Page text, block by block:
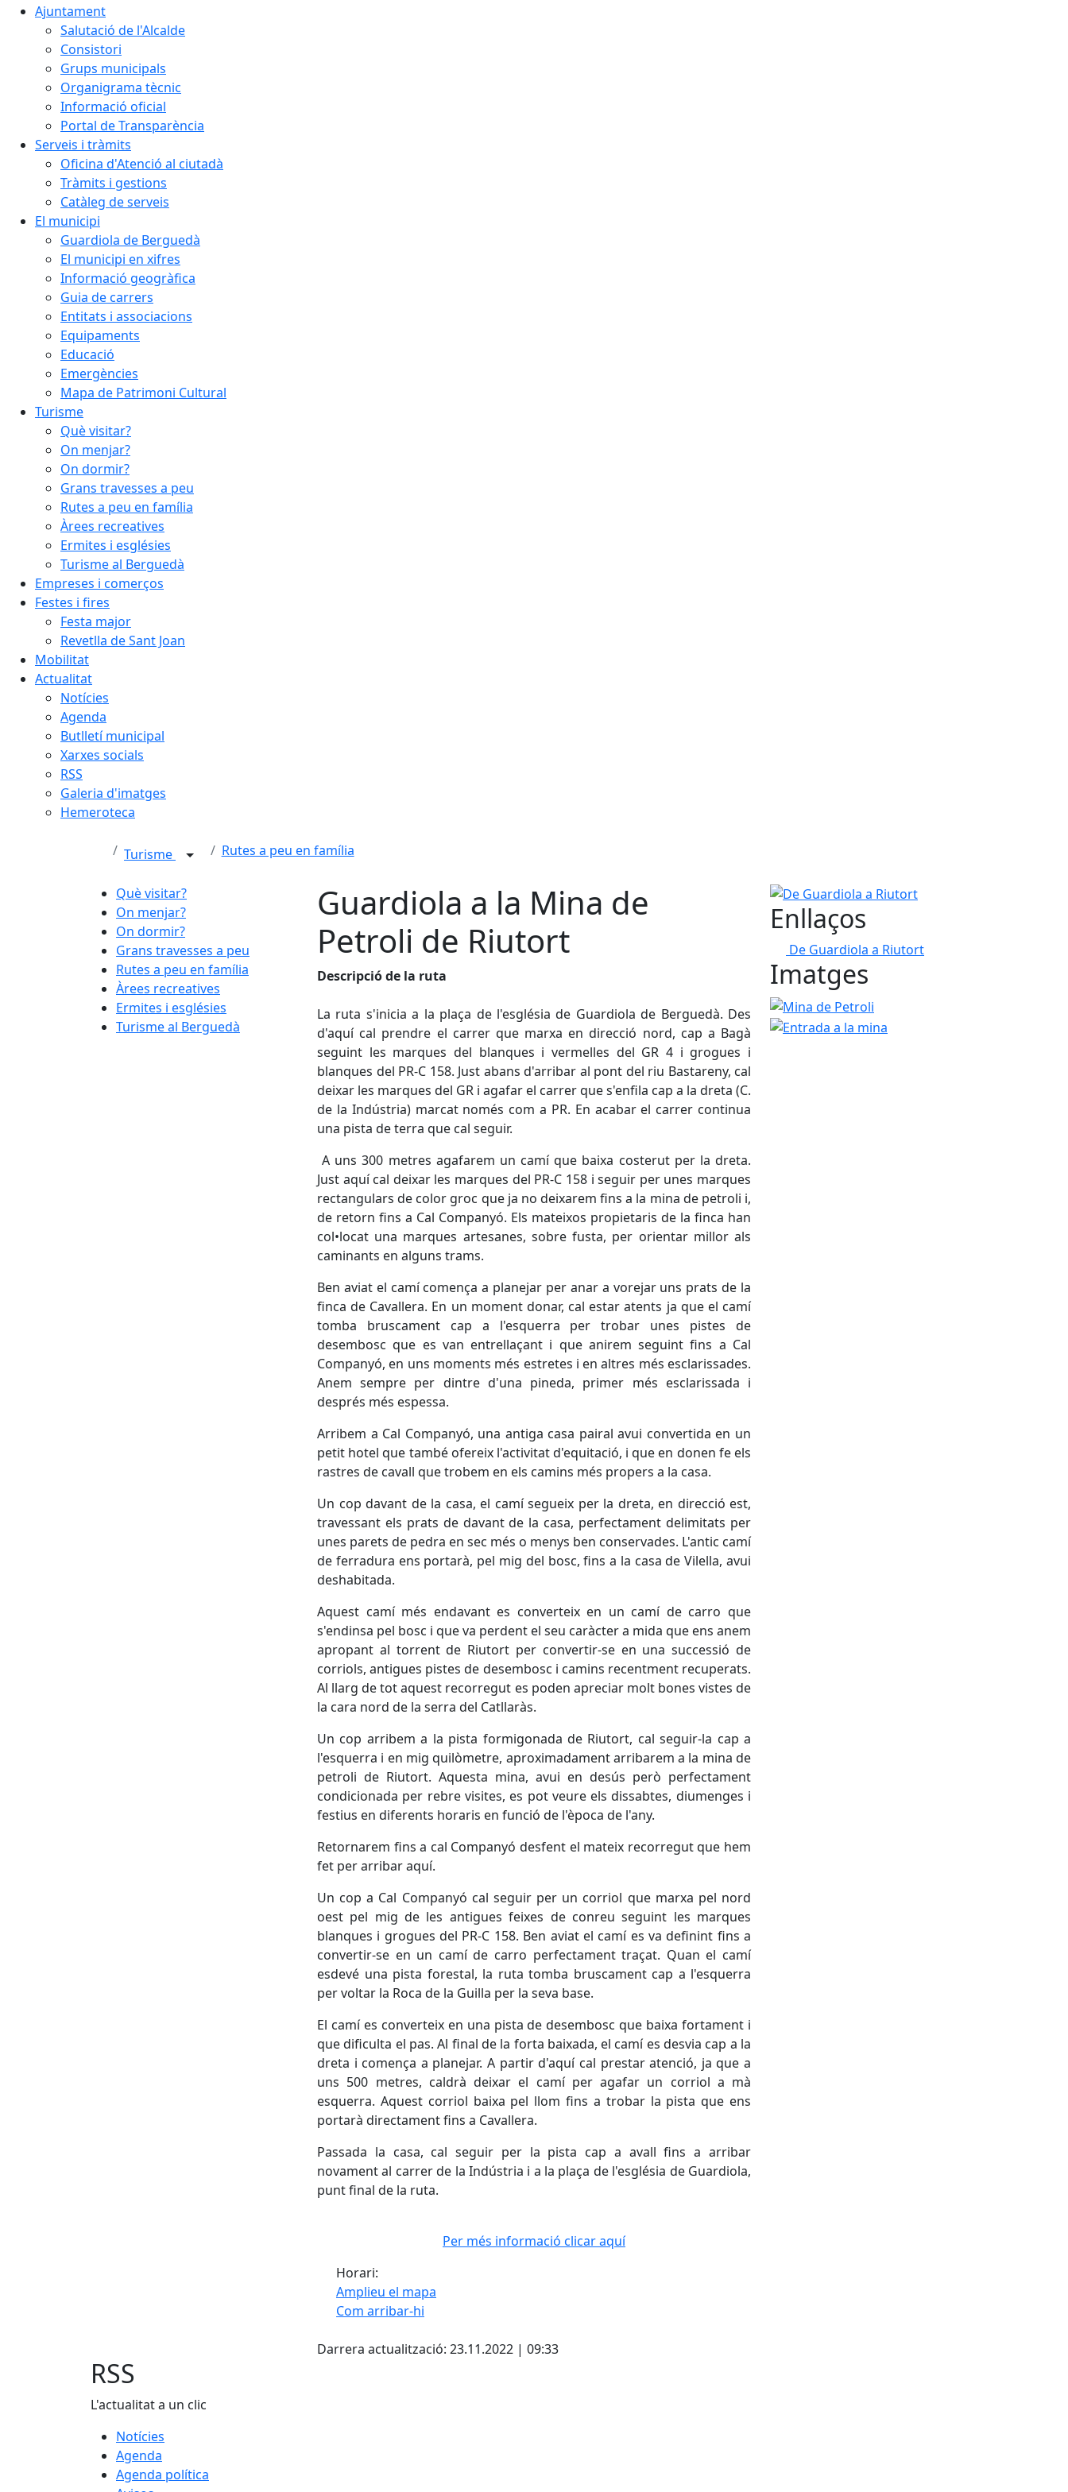
Ajuntament
Salutació de l'Alcalde
Consistori
Grups municipals
Organigrama tècnic
Informació oficial
Portal de Transparència
Serveis i tràmits
Oficina d'Atenció al ciutadà
Tràmits i gestions
Catàleg de serveis
El municipi
Guardiola de Berguedà
El municipi en xifres
Informació geogràfica
Guia de carrers
Entitats i associacions
Equipaments
Educació
Emergències
Mapa de Patrimoni Cultural
Turisme
Què visitar?
On menjar?
On dormir?
Grans travesses a peu
Rutes a peu en família
Àrees recreatives
Ermites i esglésies
Turisme al Berguedà
Empreses i comerços
Festes i fires
Festa major
Revetlla de Sant Joan
Mobilitat
Actualitat
Notícies
Agenda
Butlletí municipal
Xarxes socials
RSS
Galeria d'imatges
Hemeroteca
Turisme Rutes a peu en família
Què visitar?
On menjar?
On dormir?
Grans travesses a peu
Rutes a peu en família
Àrees recreatives
Ermites i esglésies
Turisme al Berguedà
Guardiola a la Mina de
Petroli de Riutort
Descripció de la ruta
La ruta s'inicia a la plaça de l'església de Guardiola de Berguedà. Des
d'aquí cal prendre el carrer que marxa en direcció nord, cap a Bagà
seguint les marques del blanques i vermelles del GR 4 i grogues i
blanques del PR-C 158. Just abans d'arribar al pont del riu Bastareny, cal
deixar les marques del GR i agafar el carrer que s'enfila cap a la dreta (C.
de la Indústria) marcat només com a PR. En acabar el carrer continua
una pista de terra que cal seguir.
A uns 300 metres agafarem un camí que baixa costerut per la dreta.
Just aquí cal deixar les marques del PR-C 158 i seguir per unes marques
rectangulars de color groc que ja no deixarem fins a la mina de petroli i,
de retorn fins a Cal Companyó. Els mateixos propietaris de la finca han
col•locat una marques artesanes, sobre fusta, per orientar millor als
caminants en alguns trams.
Ben aviat el camí comença a planejar per anar a vorejar uns prats de la
finca de Cavallera. En un moment donar, cal estar atents ja que el camí
tomba bruscament cap a l'esquerra per trobar unes pistes de
desembosc que es van entrellaçant i que anirem seguint fins a Cal
Companyó, en uns moments més estretes i en altres més esclarissades.
Anem sempre per dintre d'una pineda, primer més esclarissada i
després més espessa.
Arribem a Cal Companyó, una antiga casa pairal avui convertida en un
petit hotel que també ofereix l'activitat d'equitació, i que en donen fe els
rastres de cavall que trobem en els camins més propers a la casa.
Un cop davant de la casa, el camí segueix per la dreta, en direcció est,
travessant els prats de davant de la casa, perfectament delimitats per
unes parets de pedra en sec més o menys ben conservades. L'antic camí
de ferradura ens portarà, pel mig del bosc, fins a la casa de Vilella, avui
deshabitada.
Aquest camí més endavant es converteix en un camí de carro que
s'endinsa pel bosc i que va perdent el seu caràcter a mida que ens anem
apropant al torrent de Riutort per convertir-se en una successió de
corriols, antigues pistes de desembosc i camins recentment recuperats.
Al llarg de tot aquest recorregut es poden apreciar molt bones vistes de
la cara nord de la serra del Catllaràs.
Un cop arribem a la pista formigonada de Riutort, cal seguir-la cap a
l'esquerra i en mig quilòmetre, aproximadament arribarem a la mina de
petroli de Riutort. Aquesta mina, avui en desús però perfectament
condicionada per rebre visites, es pot veure els dissabtes, diumenges i
festius en diferents horaris en funció de l'època de l'any.
Retornarem fins a cal Companyó desfent el mateix recorregut que hem
fet per arribar aquí.
Un cop a Cal Companyó cal seguir per un corriol que marxa pel nord
oest pel mig de les antigues feixes de conreu seguint les marques
blanques i grogues del PR-C 158. Ben aviat el camí es va definint fins a
convertir-se en un camí de carro perfectament traçat. Quan el camí
esdevé una pista forestal, la ruta tomba bruscament cap a l'esquerra
per voltar la Roca de la Guilla per la seva base.
El camí es converteix en una pista de desembosc que baixa fortament i
que dificulta el pas. Al final de la forta baixada, el camí es desvia cap a la
dreta i comença a planejar. A partir d'aquí cal prestar atenció, ja que a
uns 500 metres, caldrà deixar el camí per agafar un corriol a mà
esquerra. Aquest corriol baixa pel llom fins a trobar la pista que ens
portarà directament fins a Cavallera.
Passada la casa, cal seguir per la pista cap a avall fins a arribar
novament al carrer de la Indústria i a la plaça de l'església de Guardiola,
punt final de la ruta.
Per més informació clicar aquí
Horari:
Amplieu el mapa
Com arribar-hi
Darrera actualització: 23.11.2022 | 09:33
De Guardiola a Riutort
Enllaços
De Guardiola a Riutort
Imatges
Mina de Petroli
RSS
L'actualitat a un clic
Notícies
Agenda
Agenda política